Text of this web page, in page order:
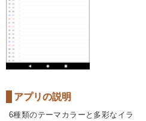
アプリの説明
6種類のテーマカラーと多彩なイラ